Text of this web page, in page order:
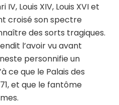
Louis XIV, Louis XVI et
croisé son spectre
des sorts tragiques.
l’avoir vu avant
personnifie un
ce que le Palais des
et que le fantôme